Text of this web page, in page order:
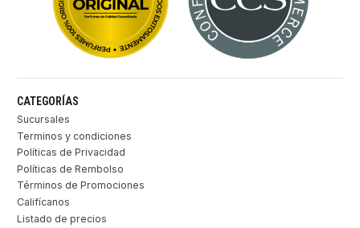
CATEGORÍAS
Sucursales
Terminos y condiciones
Políticas de Privacidad
Políticas de Rembolso
Términos de Promociones
Califícanos
Listado de precios